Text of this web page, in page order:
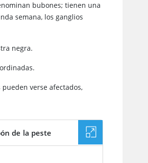
bubones; tienen una
semana, los ganglios
negra.
verse afectados,
de la peste